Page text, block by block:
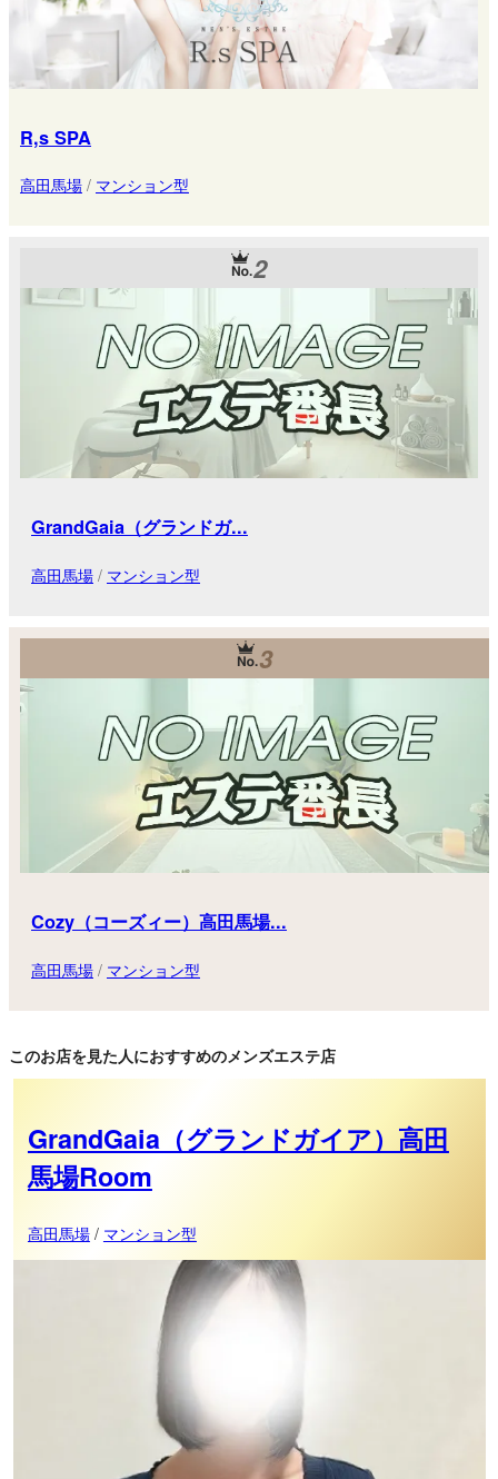
R,s SPA
高田馬場 / マンション型
2
GrandGaia（グランドガ...
高田馬場 / マンション型
3
Cozy（コーズィー）高田馬場...
高田馬場 / マンション型
このお店を見た人におすすめのメンズエステ店
GrandGaia（グランドガイア）高田
馬場Room
高田馬場/ マンション型